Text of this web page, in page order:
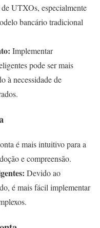
UTXOs, especialmente
bancário tradicional
Implementar
pode ser mais
à necessidade de
é mais intuitivo para a
e compreensão.
Devido ao
é mais fácil implementar